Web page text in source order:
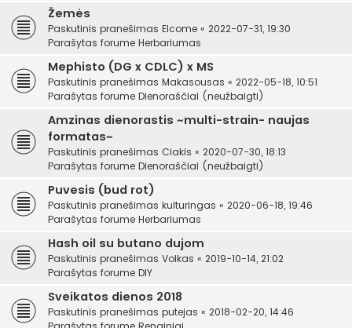
Žemės
Paskutinis pranešimas Elcome « 2022-07-31, 19:30
Parašytas forume Herbariumas
Mephisto (DG x CDLC) x MS
Paskutinis pranešimas Makasousas « 2022-05-18, 10:51
Parašytas forume Dienoraščiai (neužbaigti)
Amzinas dienorastis ~multi-strain- naujas
formatas~
Paskutinis pranešimas Ciakis « 2020-07-30, 18:13
Parašytas forume Dienoraščiai (neužbaigti)
Puvesis (bud rot)
Paskutinis pranešimas kulturingas « 2020-06-18, 19:46
Parašytas forume Herbariumas
Hash oil su butano dujom
Paskutinis pranešimas Volkas « 2019-10-14, 21:02
Parašytas forume DIY
Sveikatos dienos 2018
Paskutinis pranešimas putejas « 2018-02-20, 14:46